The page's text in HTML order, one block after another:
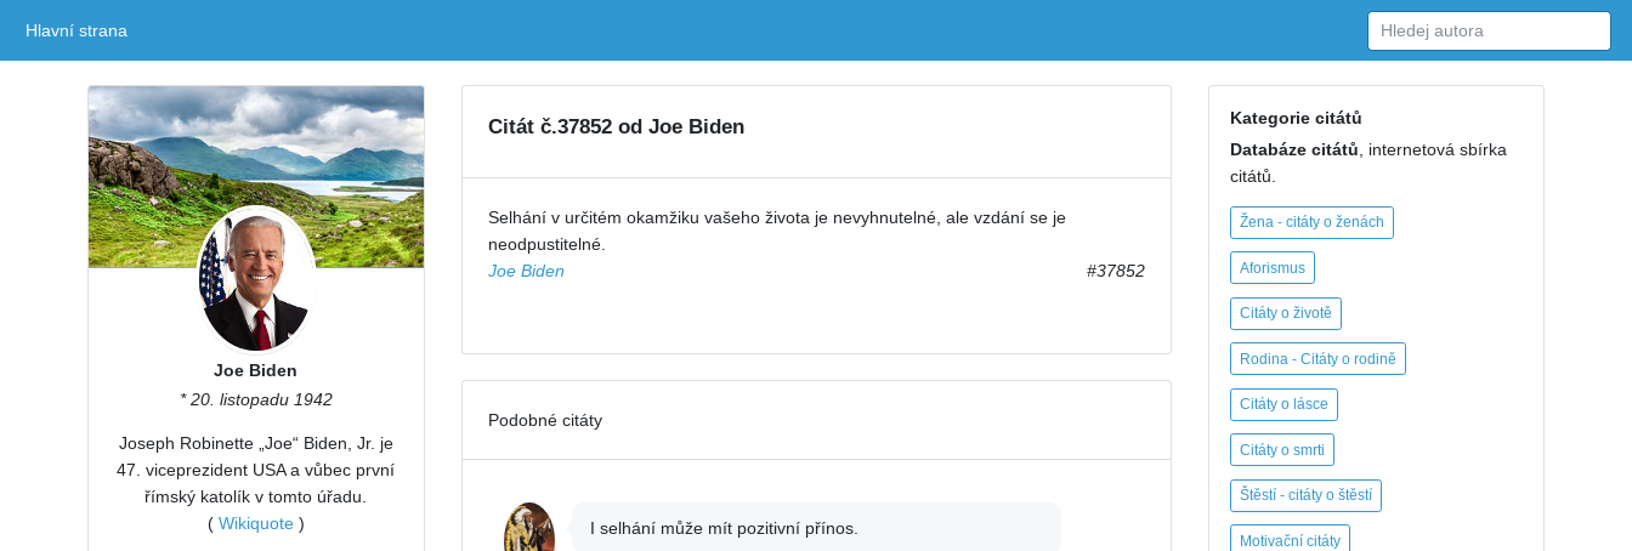
Hlavní strana
Joe Biden
* 20. listopadu 1942
Joseph Robinette „Joe“ Biden, Jr. je
47. viceprezident USA a vůbec první
římský katolík v tomto úřadu.
( Wikiquote)
Citát č.37852 od Joe Biden
Selhání v určitém okamžiku vašeho života je nevyhnutelné, ale vzdání se je
neodpustitelné.
Joe Biden
#37852
Podobné citáty
I selhání může mít pozitivní přínos.
Kategorie citátů
Databáze citátů , internetová sbírka
citátů.
Žena - citáty o ženách
Aforismus
Citáty o životě
Rodina - Citáty o rodině
Citáty o lásce
Citáty o smrti
Štěstí - citáty o štěstí
Motivační citáty